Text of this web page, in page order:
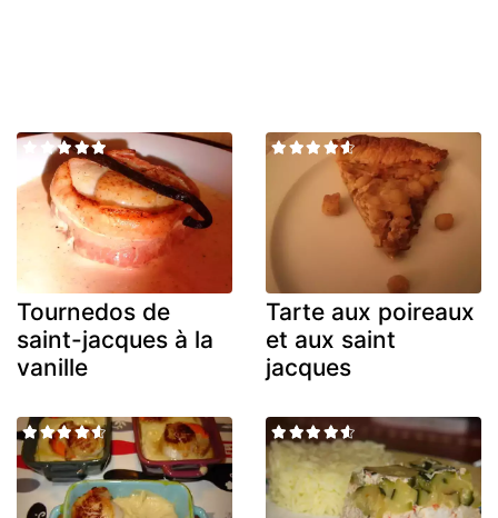
Tournedos de
saint-jacques à la
vanille
Tarte aux poireaux
et aux saint
jacques